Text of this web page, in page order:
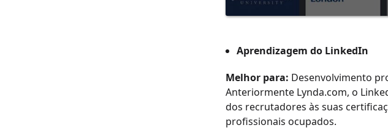
Aprendizagem do LinkedIn
Melhor para: Desenvolvimento
Anteriormente Lynda.com, o
dos recrutadores às suas
profissionais ocupados.